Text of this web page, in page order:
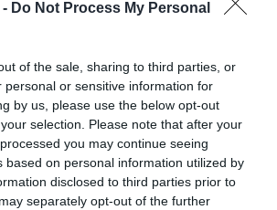
Do Not Process My Personal
of the sale, sharing to third parties, or
personal or sensitive information for
by us, please use the below opt-out
selection. Please note that after your
you may continue seeing
based on personal information utilized by
disclosed to third parties prior to
separately opt-out of the further